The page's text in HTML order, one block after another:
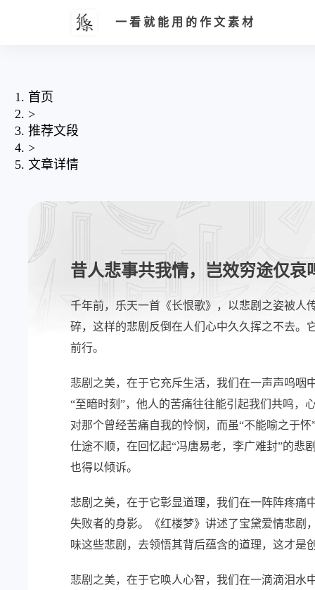
一看就能用的作文素材
首页
>
推荐文段
>
文章详情
昔人悲事共我情，岂效穷途仅哀
千年前，乐天一首《长恨歌》，以悲剧之姿被人
碎，这样的悲剧反倒在人们心中久久挥之不去。
前行。
悲剧之美，在于它充斥生活，我们在一声声呜咽
“至暗时刻”，他人的苦痛往往能引起我们共鸣，
对那个曾经苦痛自我的怜悯，而虽“不能喻之于
仕途不顺，在回忆起“冯唐易老，李广难封”的悲
也得以倾诉。
悲剧之美，在于它彰显道理，我们在一阵阵疼痛
失败者的身影。《红楼梦》讲述了宝黛爱情悲剧
味这些悲剧，去领悟其背后蕴含的道理，这才是
悲剧之美，在于它唤人心智，我们在一滴滴泪水